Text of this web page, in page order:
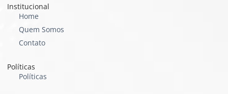
Institucional
Home
Quem Somos
Contato
Políticas
Políticas